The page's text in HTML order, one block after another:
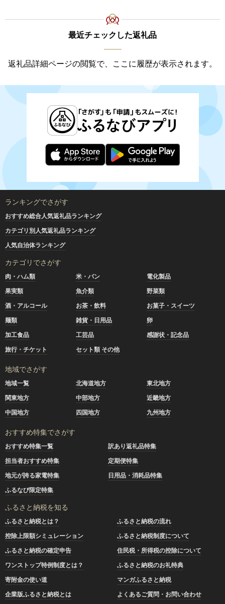
最近チェックした返礼品
返礼品詳細ページの閲覧で、ここに履歴が表示されます。
ランキングでさがす
おすすめ総合人気返礼品ランキング
カテゴリ別人気返礼品ランキング
人気自治体ランキング
カテゴリでさがす
肉・ハム類 米・パン
電化製品
果実類
魚介類
野菜類
酒・アルコール
お茶・飲料
お菓子・スイーツ
麺類
雑貨・日用品
卵
加工食品
工芸品
感謝状・記念品
旅行・チケット
セット類 その他
地域でさがす
地域一覧 北海道地方
東北地方
関東地方
中部地方
近畿地方
中国地方
四国地方 九州地方
おすすめ特集でさがす
おすすめ特集一覧
訳あり返礼品特集
担当者おすすめ特集
定期便特集
地元が誇る家電特集
日用品・消耗品特集
ふるなび限定特集
ふるさと納税を知る
ふるさと納税とは？
ふるさと納税の流れ
控除上限額シミュレーション
ふるさと納税制度について
ふるさと納税の確定申告
住民税・所得税の控除について
ワンストップ特例制度とは？
ふるさと納税のお礼特典
寄附金の使い道
マンガふるさと納税
企業版ふるさと納税とは
よくあるご質問・お問い合わせ